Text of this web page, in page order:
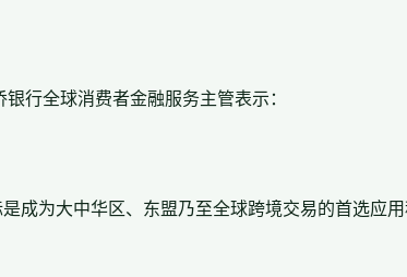
行全球消费者金融服务主管表示：
成为大中华区、东盟乃至全球跨境交易的首选应用